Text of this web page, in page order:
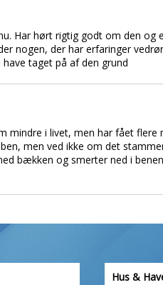
Har hørt rigtig godt om den og
nogen, der har erfaringer
taget på af den grund
mindre i livet, men har fået
men ved ikke om det
bækken og smerter ned i
Hus &